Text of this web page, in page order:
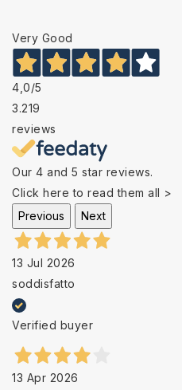
Very Good
4,0/5
3.219
reviews
Our 4 and 5 star reviews.
Click here to read them all >
Previous
Next
13 Jul 2026
soddisfatto
Verified buyer
13 Apr 2026